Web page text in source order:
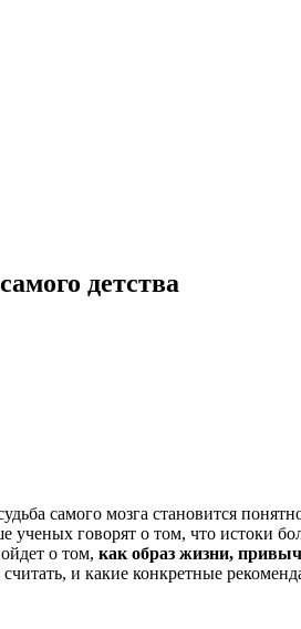
детства
самого мозга становится
говорят о том, что истоки
о том, как образ жизни,
и какие конкретные